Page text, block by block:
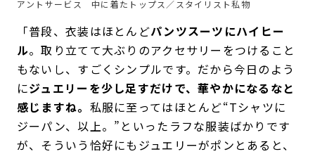
アントサービス 中に着たトップス／スタイリスト私物
「普段、衣装はほとんどパンツスーツにハイヒー
ル。取り立てて大ぶりのアクセサリーをつけること
もないし、すごくシンプルです。だから今日のよう
にジュエリーを少し足すだけで、華やかになるなと
感じますね。 私服に至ってはほとんど“Tシャツに
ジーパン、以上。”といったラフな服装ばかりです
が、そういう恰好にもジュエリーがポンとあると、